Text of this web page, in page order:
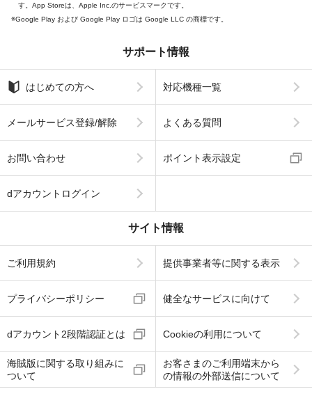
す。App Storeは、Apple Inc.のサービスマークです。
Google Play および Google Play ロゴは Google LLC の商標です。
サポート情報
はじめての方へ 対応機種一覧
メールサービス登録/解除 よくある質問
お問い合わせ ポイント表示設定
dアカウントログイン
サイト情報
ご利用規約 提供事業者等に関する表示
プライバシーポリシー 健全なサービスに向けて
dアカウント2段階認証とは Cookieの利用について
海賊版に関する取り組みに
ついて
お客さまのご利用端末から
の情報の外部送信について